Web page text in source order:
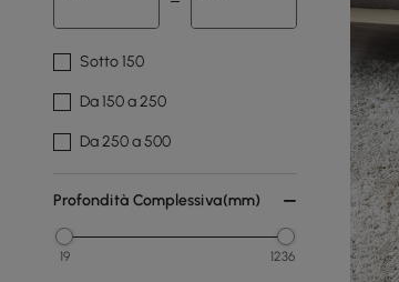
Sotto 150
Da 150 a 250
Da 250 a 500
Profondità Complessiva(mm)
19 1236